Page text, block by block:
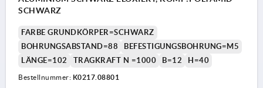
SCHWARZ
FARBE GRUNDKÖRPER=SCHWARZ
BOHRUNGSABSTAND=88
BEFESTIGUNGSBOHRUNG=M5
LÄNGE=102
TRAGKRAFT N =1000 B=12 H=40
Bestellnummer: K0217.08801